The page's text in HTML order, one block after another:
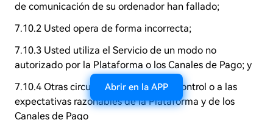
de comunicación de su ordenador han fallado;
7.10.2 Usted opera de forma incorrecta;
7.10.3 Usted utiliza el Servicio de un modo no
autorizado por la Plataforma o los Canales de Pago; y
7.10.4 Otras circunstancias ajenas al control o a las
expectativas razonables de la Plataforma y de los
Canales de Pago
Abrir en la APP